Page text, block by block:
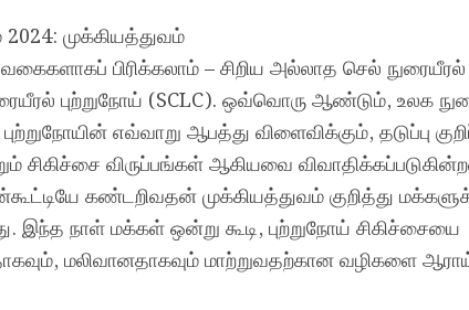
முக்கியத்துவம்
பிரிக்கலாம் – சிறிய அல்லாத செல் நுரையீரல்
புற்றுநோய் (SCLC). ஒவ்வொரு ஆண்டும், உலக
எவ்வாறு ஆபத்து விளைவிக்கும், தடுப்பு
சிகிச்சை விருப்பங்கள் ஆகியவை
கண்டறிவதன் முக்கியத்துவம் குறித்து
இந்த நாள் மக்கள் ஒன்று கூடி, புற்றுநோய் சிகிச்சையை
மலிவானதாகவும் மாற்றுவதற்கான வழிகளை